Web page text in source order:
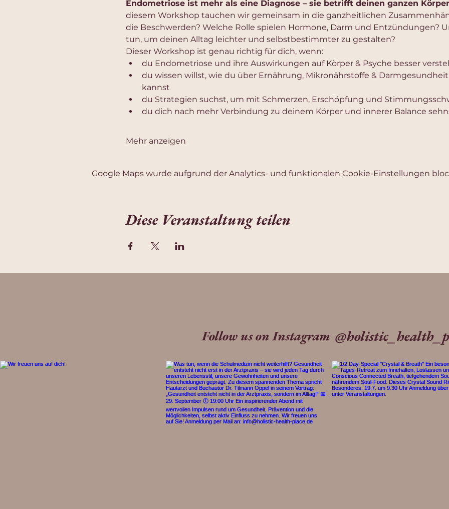
Endometriose ist mehr als eine Diagnose – sie betrifft deinen ganzen
diesem Workshop tauchen wir gemeinsam in die ganzheitlichen
die Beschwerden? Welche Rolle spielen Hormone, Darm und Entzündungen?
tun, um deinen Alltag leichter und selbstbestimmter zu gestalten?
Dieser Workshop ist genau richtig für dich, wenn:
du Endometriose und ihre Auswirkungen auf Körper & Psyche besser
du wissen willst, wie du über Ernährung, Mikronährstoffe &
kannst
du Strategien suchst, um mit Schmerzen, Erschöpfung und
du dich nach mehr Verbindung zu deinem Körper und innerer Balance
Mehr anzeigen
Google Maps wurde aufgrund der Analytics- und funktionalen Cookie-Einstellungen
Diese Veranstaltung teilen
Follow us on Instagram